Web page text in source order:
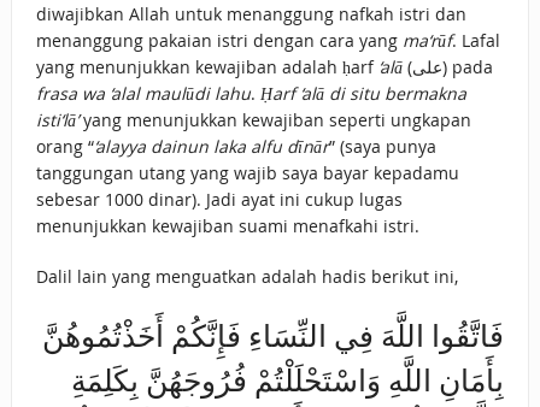
diwajibkan Allah untuk menanggung nafkah istri dan
menanggung pakaian istri dengan cara yang ma‘rūf. Lafal
yang menunjukkan kewajiban adalah ḥarf ‘alā
(على) pada
frasa wa ‘alal maulūdi lahu. Ḥarf ‘alā di situ bermakna
isti‘lā’yang menunjukkan kewajiban seperti ungkapan
orang “‘alayya dainun laka alfu dīnār” (saya punya
tanggungan utang yang wajib saya bayar kepadamu
sebesar 1000 dinar). Jadi ayat ini cukup lugas
menunjukkan kewajiban suami menafkahi istri.
Dalil lain yang menguatkan adalah hadis berikut ini,
فَاتَّقُوا اللَّهَ فِي النِّسَاءِ فَإِنَّكُمْ أَخَذْتُمُوهُنَّ
بِأَمَانِ اللَّهِ وَاسْتَحْلَلْتُمْ فُرُوجَهُنَّ بِكَلِمَةِ